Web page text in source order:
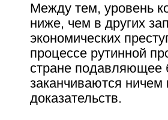
Между тем, уровень
ниже, чем в других
экономических
процессе рутинной
стране подавляющее
заканчиваются ничем
доказательств.